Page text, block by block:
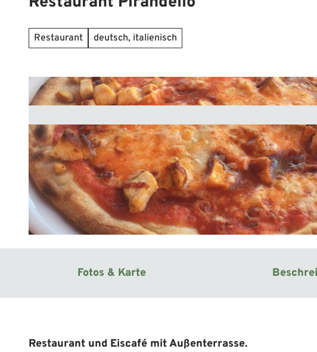
Restaurant deutsch, italienisch
Fotos & Karte
Restaurant und Eiscafé mit Außenterrasse.